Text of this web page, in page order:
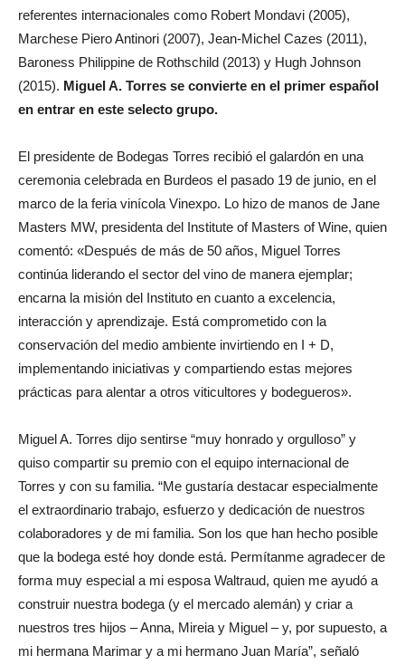
referentes internacionales como Robert Mondavi (2005),
Marchese Piero Antinori (2007), Jean-Michel Cazes (2011),
Baroness Philippine de Rothschild (2013) y Hugh Johnson
(2015). Miguel A. Torres se convierte en el primer español
en entrar en este selecto grupo.
El presidente de Bodegas Torres recibió el galardón en una
ceremonia celebrada en Burdeos el pasado 19 de junio, en el
marco de la feria vinícola Vinexpo. Lo hizo de manos de Jane
Masters MW, presidenta del Institute of Masters of Wine, quien
comentó: «Después de más de 50 años, Miguel Torres
continúa liderando el sector del vino de manera ejemplar;
encarna la misión del Instituto en cuanto a excelencia,
interacción y aprendizaje. Está comprometido con la
conservación del medio ambiente invirtiendo en I + D,
implementando iniciativas y compartiendo estas mejores
prácticas para alentar a otros viticultores y bodegueros».
Miguel A. Torres dijo sentirse “muy honrado y orgulloso” y
quiso compartir su premio con el equipo internacional de
Torres y con su familia. “Me gustaría destacar especialmente
el extraordinario trabajo, esfuerzo y dedicación de nuestros
colaboradores y de mi familia. Son los que han hecho posible
que la bodega esté hoy donde está. Permítanme agradecer de
forma muy especial a mi esposa Waltraud, quien me ayudó a
construir nuestra bodega (y el mercado alemán) y criar a
nuestros tres hijos – Anna, Mireia y Miguel – y, por supuesto, a
mi hermana Marimar y a mi hermano Juan María”, señaló